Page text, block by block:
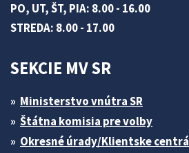
PO, UT, ŠT, PIA: 8.00 - 16.00
STREDA: 8.00 - 17.00
SEKCIE MV SR
Ministerstvo vnútra SR
Štátna komisia pre volby
Okresné úrady/Klientske centrá